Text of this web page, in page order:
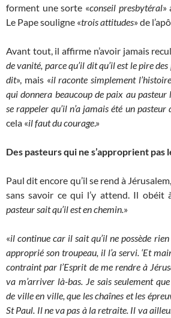
forment une sorte «conseil presbytéral»
Le Pape souligne «trois attitudes» de
Avant tout, il affirme n’avoir jamais
de vanité, parce qu’il dit qu’il est le pire
dit», mais «il raconte simplement
qui donnera beaucoup de paix au pasteur
se rappeler qu’il n’a jamais été un
cela «il faut du courage.»
Des pasteurs qui ne s’approprient pas
Paul dit encore qu’il se rend à
sans savoir ce qui l’y attend. Il obéit
pasteur sait qu’il est en chemin.»
«il continue car il sait qu’il ne possède rien
approprié son troupeau, il l’a servi. ‘Et
contraint par l’Esprit de me rendre à
va m’arriver là-bas. Je sais seulement
de ville en ville, que les chaînes et les
St Paul. Il ne va pas à la retraite. Il va